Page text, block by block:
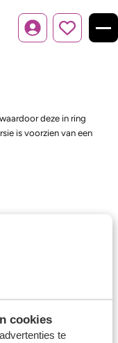
cookies
te
Inloggen
deze in ring
is voorzien van een